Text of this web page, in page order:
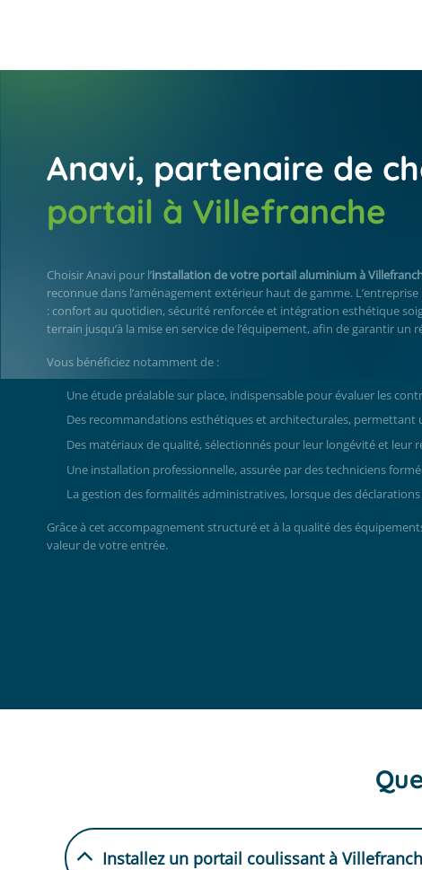
Anavi, partenaire de
portail à Villefranche
Choisir Anavi pour l’installation de votre portail aluminium à
reconnue dans l’aménagement extérieur haut de gamme.
: confort au quotidien, sécurité renforcée et intégration esthétique
terrain jusqu’à la mise en service de l’équipement, afin de garantir
Vous bénéficiez notamment de :
Une étude préalable sur place, indispensable pour évaluer les
Des recommandations esthétiques et architecturales, permettant
Des matériaux de qualité, sélectionnés pour leur longévité et leur
Une installation professionnelle, assurée par des techniciens
La gestion des formalités administratives, lorsque des
Grâce à cet accompagnement structuré et à la qualité des
valeur de votre entrée.
Installez un portail coulissant à